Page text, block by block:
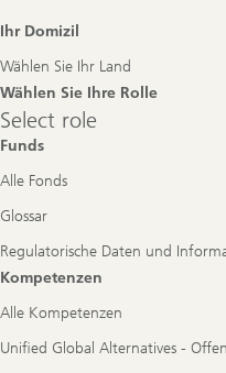
Footer
Ihr Domizil
Wählen Sie Ihr Land
Wählen Sie Ihre Rolle
Select
role
Select role
Funds
Alle Fonds
Glossar
Regulatorische Daten und
Kompetenzen
Alle Kompetenzen
Unified Global Alternatives -